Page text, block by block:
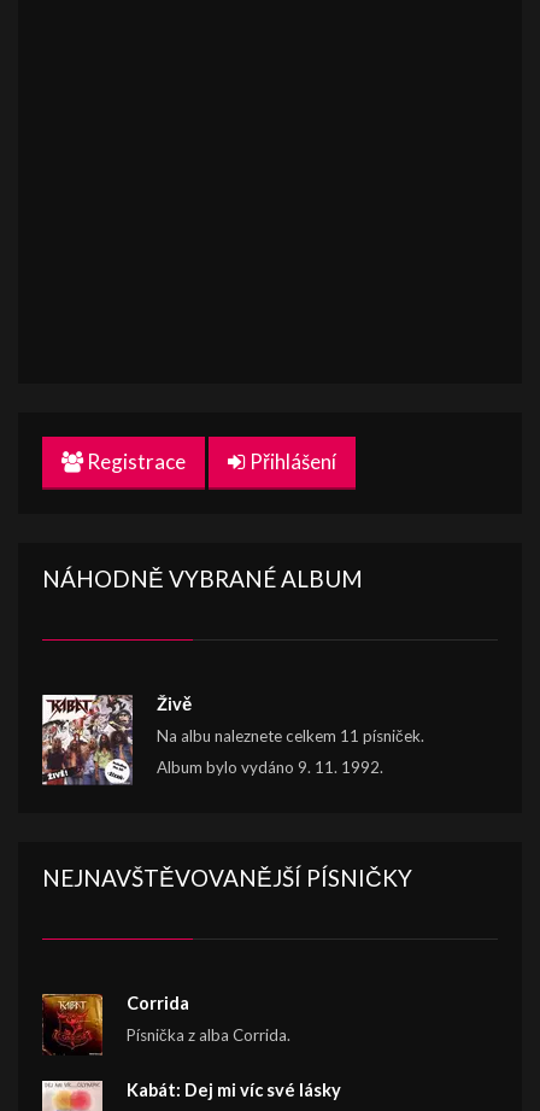
Registrace Přihlášení
NÁHODNĚ VYBRANÉ ALBUM
Živě
Na albu naleznete celkem 11 písniček.
Album bylo vydáno 9. 11. 1992.
NEJNAVŠTĚVOVANĚJŠÍ PÍSNIČKY
Corrida
Písnička z alba Corrida.
Kabát: Dej mi víc své lásky